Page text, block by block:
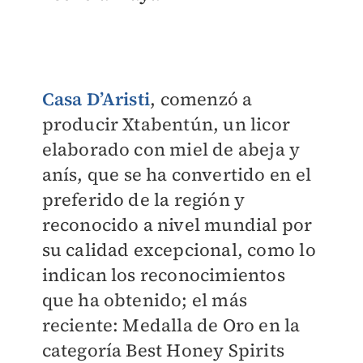
Casa D’Aristi, comenzó a
producir Xtabentún, un licor
elaborado con miel de abeja y
anís, que se ha convertido en el
preferido de la región y
reconocido a nivel mundial por
su calidad excepcional, como lo
indican los reconocimientos
que ha obtenido; el más
reciente: Medalla de Oro en la
categoría Best Honey Spirits